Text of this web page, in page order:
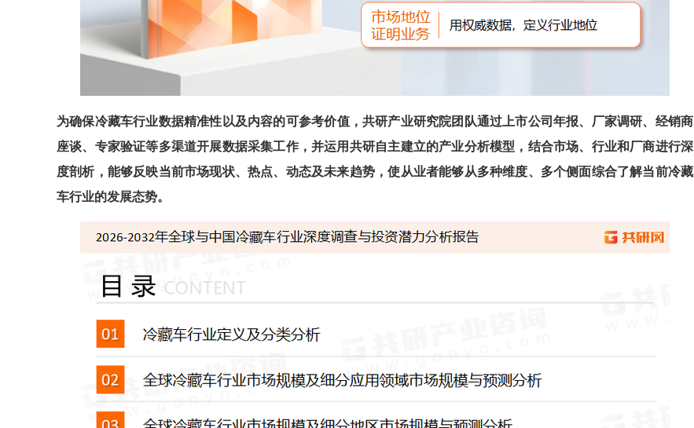
为确保冷藏车行业数据精准性以及内容的可参考价值，共研产业研究院团队通过上市公司年报、厂家调研、经销商
座谈、专家验证等多渠道开展数据采集工作，并运用共研自主建立的产业分析模型，结合市场、行业和厂商进行深
度剖析，能够反映当前市场现状、热点、动态及未来趋势，使从业者能够从多种维度、多个侧面综合了解当前冷藏
车行业的发展态势。